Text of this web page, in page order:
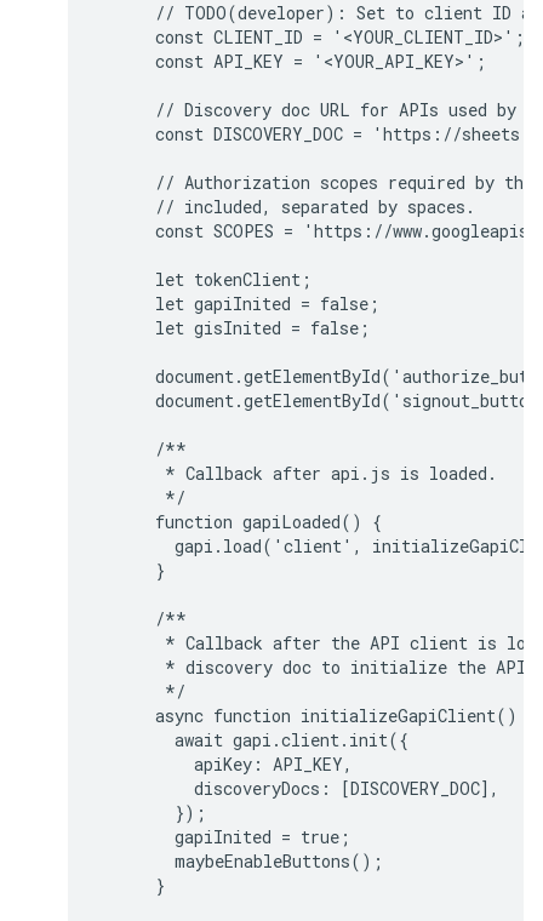
// TODO(developer): Set to client ID
      const CLIENT_ID = '<YOUR_CLIENT_ID>';
      const API_KEY = '<YOUR_API_KEY>';
// Discovery doc URL for APIs used by
const DISCOVERY_DOC = 'https://
// Authorization scopes required by
      // included, separated by spaces.
const SCOPES = 'https://
      let tokenClient;
      let gapiInited = false;
      let gisInited = false;
      /**
       * Callback after api.js is loaded.
       */
      function gapiLoaded() {
gapi.load('client',
      }
      /**
* Callback after the API client is
       * discovery doc to initialize the API.
       */
      async function initializeGapiClient() {
        await gapi.client.init({
          apiKey: API_KEY,
          discoveryDocs: [DISCOVERY_DOC],
        });
        gapiInited = true;
        maybeEnableButtons();
      }